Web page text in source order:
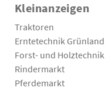
Kleinanzeigen
Traktoren
Erntetechnik Grünland
Forst- und Holztechnik
Rindermarkt
Pferdemarkt